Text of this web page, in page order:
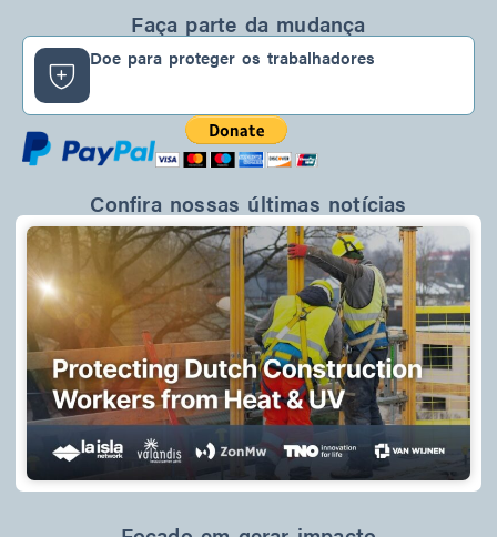
d
i
n
o
o
k
-
g
r
a
m
Faça parte da mudança
Doe para proteger os trabalhadores
Confira nossas últimas notícias